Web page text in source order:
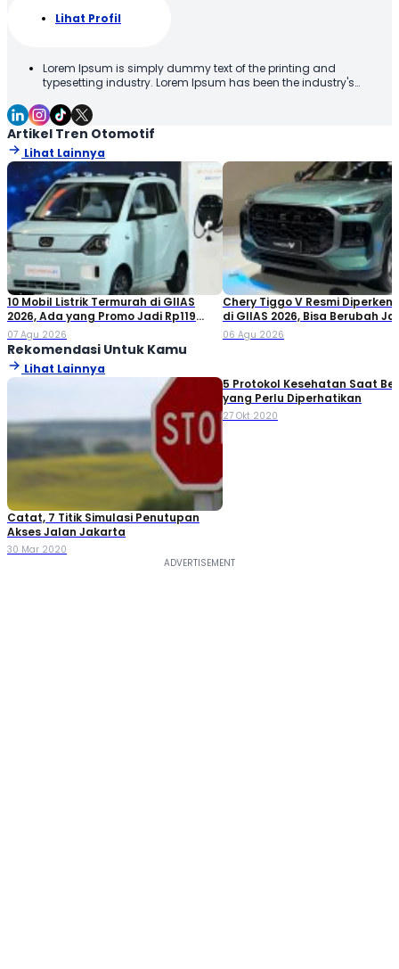
Lihat Profil
Lorem Ipsum is simply dummy text of the printing and
typesetting industry. Lorem Ipsum has been the industry's
printer took a galley of type and scrambled it to make a type
specimen book. It has survived not only five centuries, but also
the leap into electronic typesetting, remaining essentially
unchanged. It was popularised in the 1960s with the release of
Letraset sheets containing Lorem Ipsum passages, and more
recently with desktop publishing software like Aldus PageMaker
including versions of Lorem Ipsum
Artikel Tren Otomotif
Lihat Lainnya
10 Mobil Listrik Termurah di GIIAS
2026, Ada yang Promo Jadi Rp119
Jutaan!
07 Agu 2026
Chery Tiggo V Resmi
di GIIAS 2026, Bisa Berubah
Double Cabin
06 Agu 2026
Rekomendasi Untuk Kamu
Lihat Lainnya
Catat, 7 Titik Simulasi Penutupan
Akses Jalan Jakarta
30 Mar 2020
5 Protokol Kesehatan Saat
yang Perlu Diperhatikan
27 Okt 2020